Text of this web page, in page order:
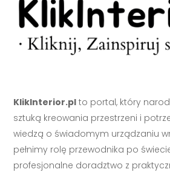
KlikInterior.pl to portal, który
sztuką kreowania przestrzeni i
wiedzą o świadomym urządzaniu
pełnimy rolę przewodnika po
profesjonalne doradztwo z